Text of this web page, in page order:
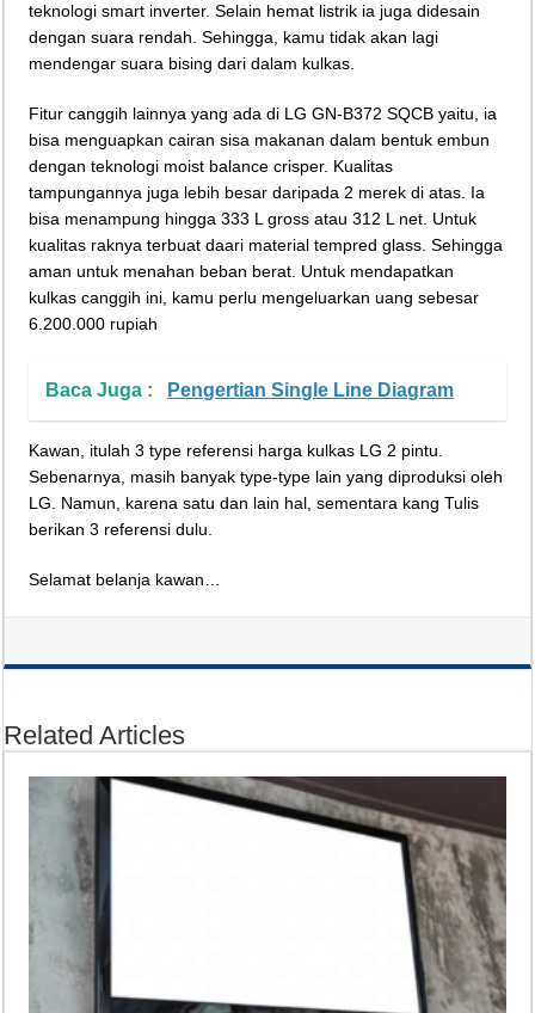
teknologi smart inverter. Selain hemat listrik ia juga didesain
dengan suara rendah. Sehingga, kamu tidak akan lagi
mendengar suara bising dari dalam kulkas.
Fitur canggih lainnya yang ada di LG GN-B372 SQCB yaitu, ia
bisa menguapkan cairan sisa makanan dalam bentuk embun
dengan teknologi moist balance crisper. Kualitas
tampungannya juga lebih besar daripada 2 merek di atas. Ia
bisa menampung hingga 333 L gross atau 312 L net. Untuk
kualitas raknya terbuat daari material tempred glass. Sehingga
aman untuk menahan beban berat. Untuk mendapatkan
kulkas canggih ini, kamu perlu mengeluarkan uang sebesar
6.200.000 rupiah
Baca Juga : Pengertian Single Line Diagram
Kawan, itulah 3 type referensi harga kulkas LG 2 pintu.
Sebenarnya, masih banyak type-type lain yang diproduksi oleh
LG. Namun, karena satu dan lain hal, sementara kang Tulis
berikan 3 referensi dulu.
Selamat belanja kawan…
Related Articles